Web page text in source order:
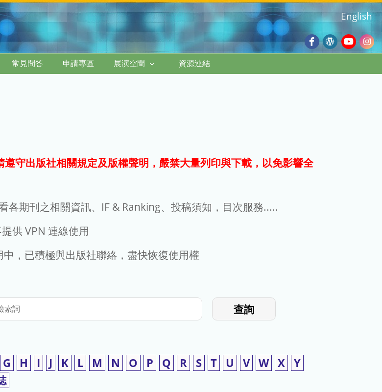
Facebook
Wordpress
Blog
English
常見問答 申請專區 展演空間 資源連結
遵守出版社相關規定及版權聲明，嚴禁大量列印與下載，以免影響全
各期刊之相關資訊、IF & Ranking、投稿須知，目次服務.....
供 VPN 連線使用
中，已積極與出版社聯絡，盡快恢復使用權
查詢
G H I J K L M N O P Q R S T U V W X Y